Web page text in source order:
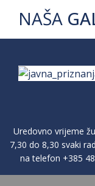
NAŠA
Uredovno vrijeme
7,30 do 8,30 svaki
+385